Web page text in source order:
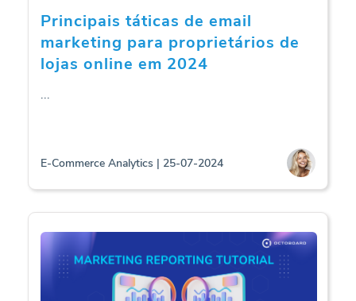
Principais táticas de email
marketing para proprietários de
lojas online em 2024
...
E-Commerce Analytics | 25-07-2024